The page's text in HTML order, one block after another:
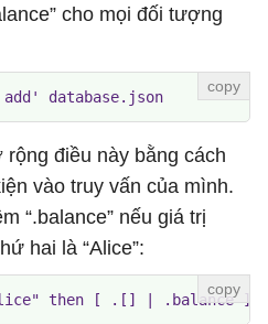
cho mọi đối tượng
database.json
điều này bằng cách
vào truy vấn của mình.
“.balance” nếu giá trị
hai là “Alice”:
then [ .[] | .balance ] |